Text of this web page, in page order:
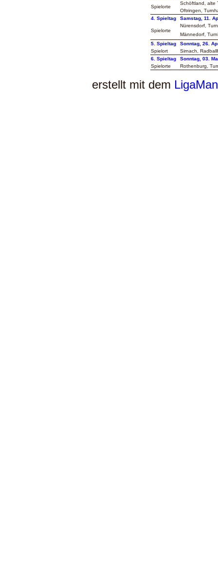
Spielorte
Schöftland, alte
Oftringen,
4. Spieltag
Samstag, 11.
Spielorte
Nürensdorf,
Männedorf,
5. Spieltag
Sonntag, 26.
Spielort
Sirnach,
6. Spieltag
Sonntag, 03.
Spielorte
Rothenburg,
erstellt mit dem